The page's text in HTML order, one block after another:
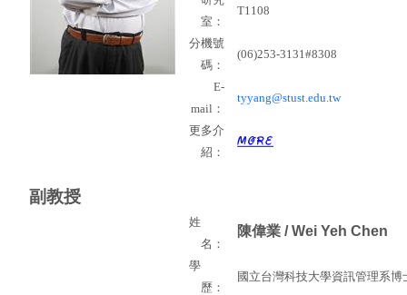
室：
T1108
分機號
碼：
(06)253-3131#8308
E-
mail ：
tyyang@stust.edu.tw
更多介
紹：
副教授
姓
名：
陳偉業 / Wei Yeh Chen
學
歷：
國立台灣科技大學資訊管理系博